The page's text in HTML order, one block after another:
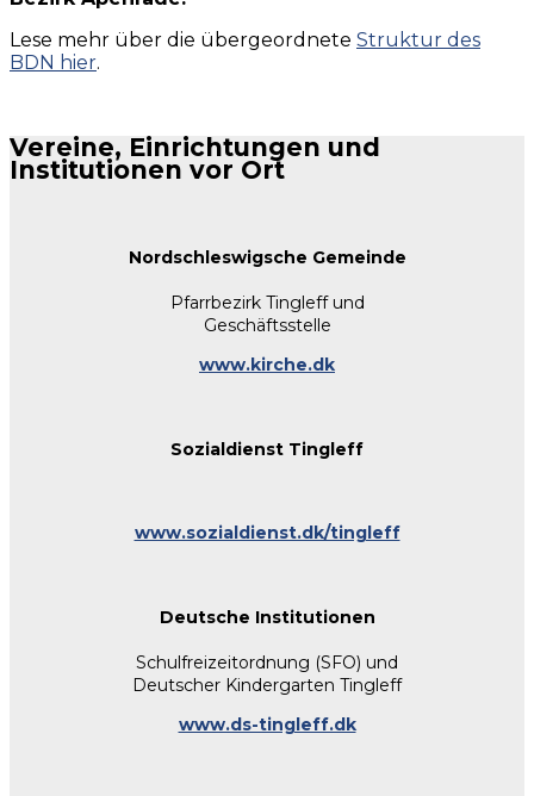
Lese mehr über die übergeordnete Struktur des
BDN hier.
Vereine, Einrichtungen und
Institutionen vor Ort
Nordschleswigsche Gemeinde
Pfarrbezirk Tingleff und
Geschäftsstelle
www.kirche.dk
Sozialdienst Tingleff
www.sozialdienst.dk/tingleff
Deutsche Institutionen
Schulfreizeitordnung (SFO) und
Deutscher Kindergarten Tingleff
www.ds-tingleff.dk